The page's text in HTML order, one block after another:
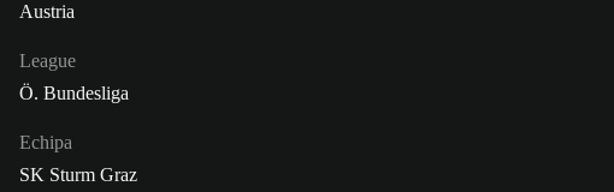
Austria
League
Ö. Bundesliga
Echipa
SK Sturm Graz